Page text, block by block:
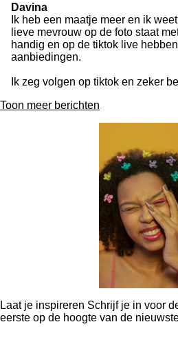
Davina
Ik heb een maatje meer en ik
lieve mevrouw op de foto staat
handig en op de tiktok live
aanbiedingen.
Ik zeg volgen op tiktok en zeker
Toon meer berichten
Laat je inspireren Schrijf je in voor
eerste op de hoogte van de